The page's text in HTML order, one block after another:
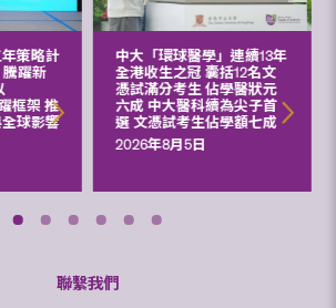
策略計
躍新
框架 推
球影響
中大「環球醫學」連續13年
全港收生之冠 囊括12名文
憑試滿分考生 佔學醫狀元
六成 中大醫科續為尖子首
選 文憑試考生佔學額七成
2026年8月5日
聯繫我們